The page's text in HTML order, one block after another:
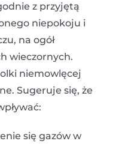
z przyjętą
niepokoju i
na ogół
wieczornych.
niemowlęcej
Sugeruje się, że
się gazów w